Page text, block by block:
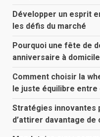
Développer un esprit
les défis du marché
Pourquoi une fête de
anniversaire à domicile
Comment choisir la
le juste équilibre entre
Stratégies innovantes
d’attirer davantage de